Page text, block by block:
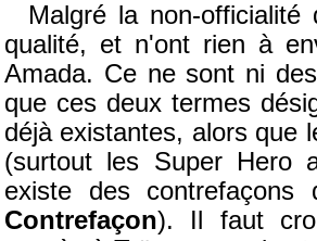
Malgré la non-officialité
qualité, et n'ont rien à
Amada. Ce ne sont ni
que ces deux termes
déjà existantes, alors que
(surtout les Super Hero
existe des
Contrefaçon). Il faut